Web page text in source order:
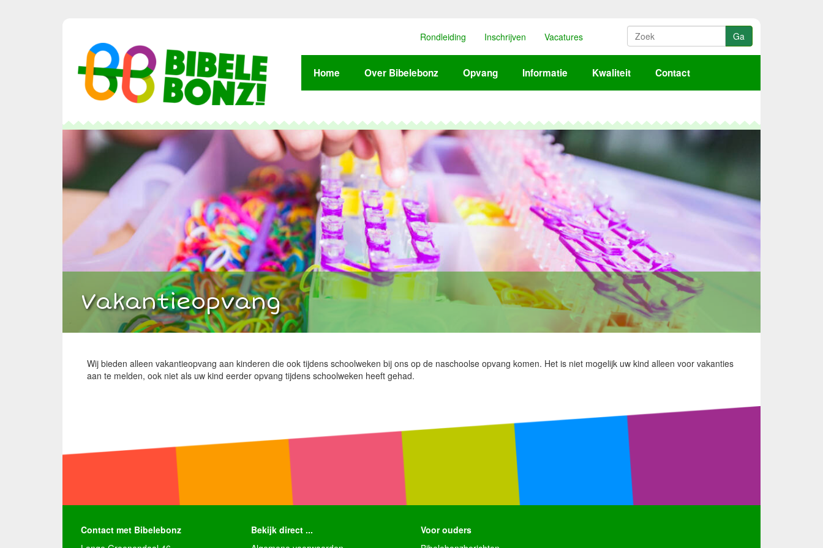
Vacatures
Inschrijven
Rondleiding
Home Over Bibelebonz Opvang Informatie Kwaliteit Contact
Vakantieopvang
Wij bieden alleen vakantieopvang aan kinderen die ook tijdens schoolweken bij ons op de naschoolse opvang komen. Het is niet mogelijk uw kind alleen voor vakanties
aan te melden, ook niet als uw kind eerder opvang tijdens schoolweken heeft gehad.
Contact met Bibelebonz
Bekijk direct ...
Voor ouders